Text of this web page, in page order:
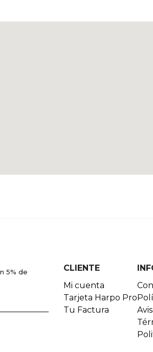
5% de
CLIENTE
Mi cuenta
Tarjeta Harpo Pro
Tu Factura